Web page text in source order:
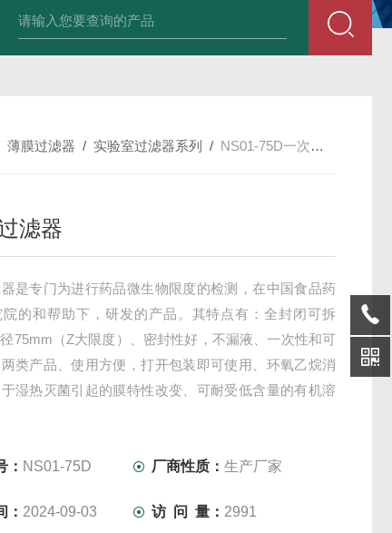
LP-4混凝土电杆检测仪 LW-4电杆荷载挠度自动测量仪（无线
薄膜过滤器 / 实验室过滤器系列 / NS01-75D一次性过滤器
滤器
是专门为进行药品微生物限度的检测，在中国食品药
院的和帮助下，研发的产品。其特点有：全封闭可拆
75mm（Z大限度）、密封性好，不漏液、一次性和可
类产品、使用方便，打开包装即可使用、环氧乙烷消
湿热灭菌引起的膜特性改变、可耐受低含量的有机溶
： NS01-75D 厂商性质：生产厂家
： 2024-09-03 访 问 量： 2991